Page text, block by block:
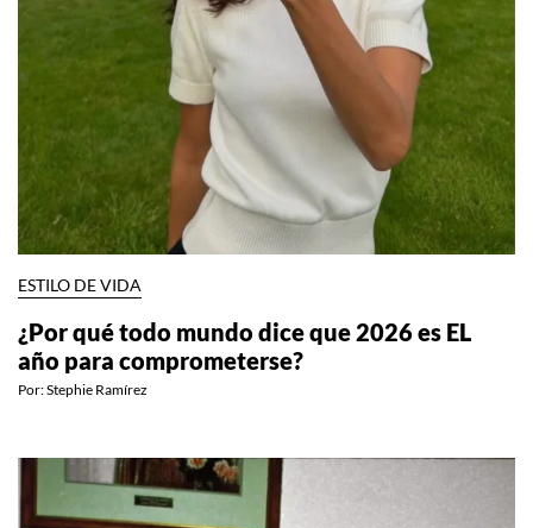
ESTILO DE VIDA
¿Por qué todo mundo dice que 2026 es EL
año para comprometerse?
Por:Stephie Ramírez